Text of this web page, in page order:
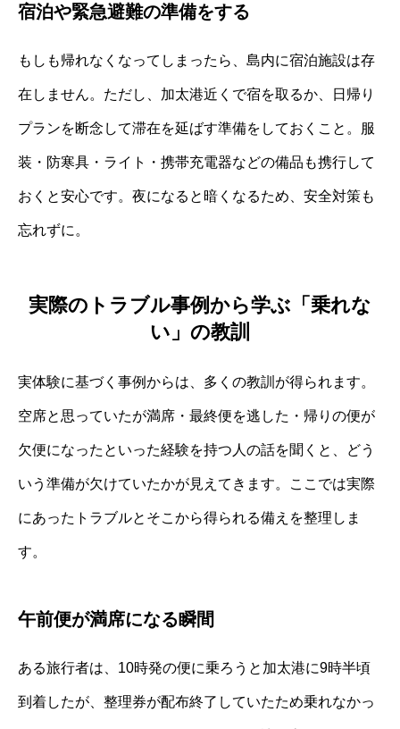
宿泊や緊急避難の準備をする
もしも帰れなくなってしまったら、島内に宿泊施設は存
在しません。ただし、加太港近くで宿を取るか、日帰り
プランを断念して滞在を延ばす準備をしておくこと。服
装・防寒具・ライト・携帯充電器などの備品も携行して
おくと安心です。夜になると暗くなるため、安全対策も
忘れずに。
実際のトラブル事例から学ぶ「乗れな
い」の教訓
実体験に基づく事例からは、多くの教訓が得られます。
空席と思っていたが満席・最終便を逃した・帰りの便が
欠便になったといった経験を持つ人の話を聞くと、どう
いう準備が欠けていたかが見えてきます。ここでは実際
にあったトラブルとそこから得られる備えを整理しま
す。
午前便が満席になる瞬間
ある旅行者は、10時発の便に乗ろうと加太港に9時半頃
到着したが、整理券が配布終了していたため乗れなかっ